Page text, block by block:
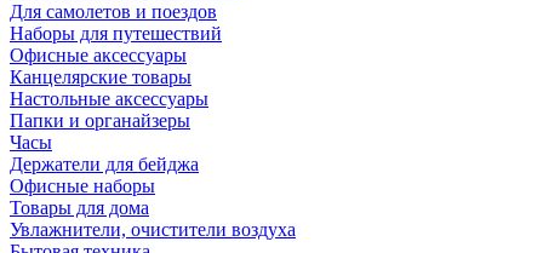
Для самолетов и поездов
Наборы для путешествий
Офисные аксессуары
Канцелярские товары
Настольные аксессуары
Папки и органайзеры
Часы
Держатели для бейджа
Офисные наборы
Товары для дома
Увлажнители, очистители воздуха